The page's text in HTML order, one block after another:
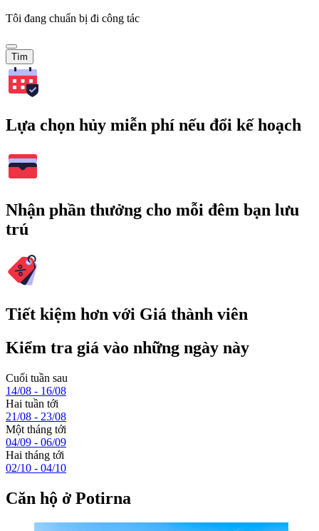
Tôi đang chuẩn bị đi công tác
Tìm
Lựa chọn hủy miễn phí nếu đổi kế hoạch
Nhận phần thưởng cho mỗi đêm bạn lưu
trú
Tiết kiệm hơn với Giá thành viên
Kiểm tra giá vào những ngày này
Cuối tuần sau
14/08 - 16/08
Hai tuần tới
21/08 - 23/08
Một tháng tới
04/09 - 06/09
Hai tháng tới
02/10 - 04/10
Căn hộ ở Potirna